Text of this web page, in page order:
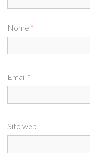
Nome *
Email *
Sito web